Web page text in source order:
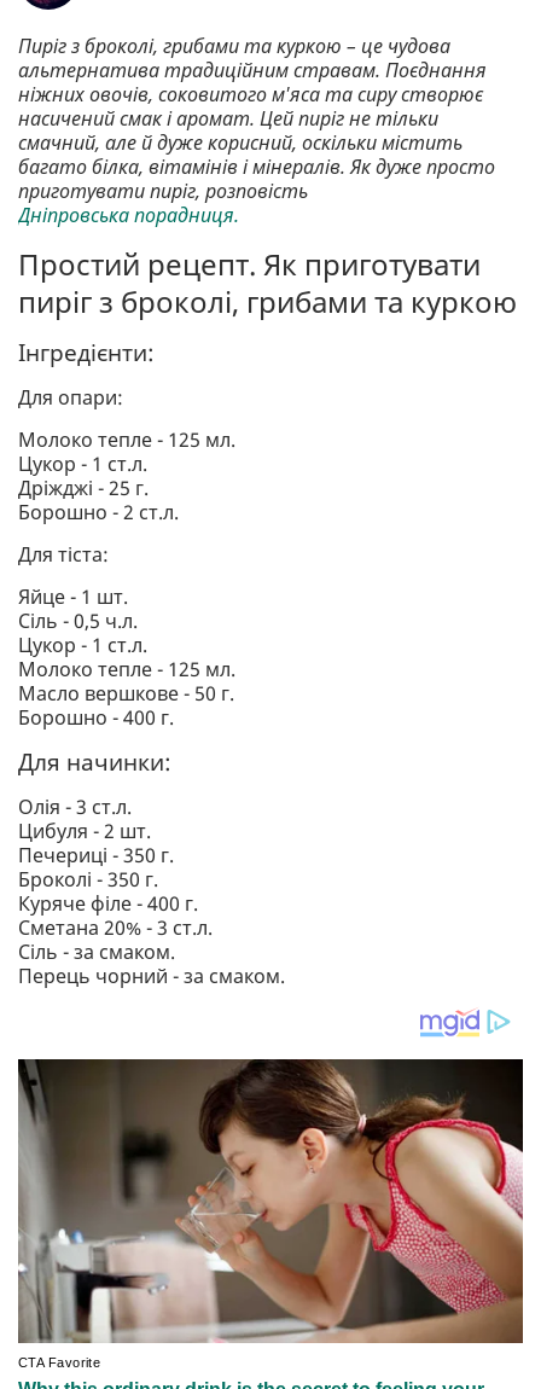
Пиріг з броколі, грибами та куркою – це чудова
альтернатива традиційним стравам. Поєднання
ніжних овочів, соковитого м'яса та сиру створює
насичений смак і аромат. Цей пиріг не тільки
смачний, але й дуже корисний, оскільки містить
багато білка, вітамінів і мінералів. Як дуже просто
приготувати пиріг, розповість
Дніпровська порадниця.
Простий рецепт. Як приготувати
пиріг з броколі, грибами та куркою
Інгредієнти:
Для опари:
Молоко тепле - 125 мл.
Цукор - 1 ст.л.
Дріжджі - 25 г.
Борошно - 2 ст.л.
Для тіста:
Яйце - 1 шт.
Сіль - 0,5 ч.л.
Цукор - 1 ст.л.
Молоко тепле - 125 мл.
Масло вершкове - 50 г.
Борошно - 400 г.
Для начинки:
Олія - 3 ст.л.
Цибуля - 2 шт.
Печериці - 350 г.
Броколі - 350 г.
Куряче філе - 400 г.
Сметана 20% - 3 ст.л.
Сіль - за смаком.
Перець чорний - за смаком.